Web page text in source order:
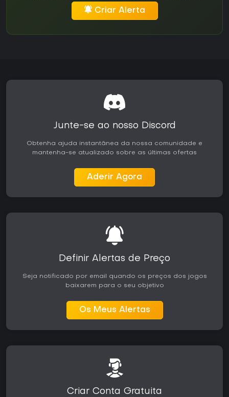
Criar Alerta
Junte-se ao nosso Discord
Obtenha ajuda instantânea da nossa comunidade e
mantenha-se atualizado sobre as últimas ofertas
Aderir Agora
Definir Alertas de Preço
Seja notificado por email quando os preços dos jogos
baixarem para o seu objetivo
Os Meus Alertas
Criar Conta Gratuita